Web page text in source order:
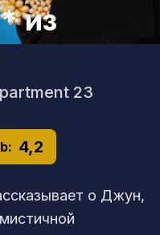
из
23
4,2
о Джун,